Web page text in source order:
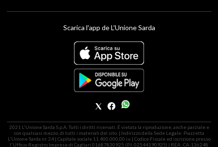
Scarica l'app de L'Unione Sarda
2021 L'Unione Sarda S.p.A. Tutti i diritti riservati. É vietata la riproduzione, anche parziale e
con qualsiasi mezzo, di tutti i materiali del sito. | Indirizzo della Sede Legale: Piazzetta
L'Unione Sarda nr. 24 | Capitale sociale 11.400.000,00 i.v. | Codice Fiscale ed iscrizione presso
l'Ufficio Registro Imprese di Cagliari 01687830925 (P.I. 02544190925) | REA: CA-136248